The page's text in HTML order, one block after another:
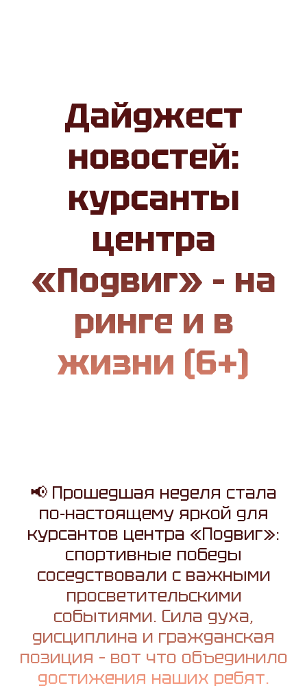
Дайджест
новостей:
курсанты
центра
«Подвиг» – на
ринге и в
жизни (6+)
📢 Прошедшая неделя стала
по‑настоящему яркой для
курсантов центра «Подвиг»:
спортивные победы
соседствовали с важными
просветительскими
событиями. Сила духа,
дисциплина и гражданская
позиция – вот что объединило
достижения наших ребят.